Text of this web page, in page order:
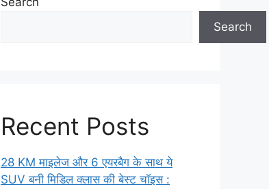
Search
Recent Posts
28 KM माइलेज और 6 एयरबैग के साथ ये
SUV बनी मिडिल क्लास की बेस्ट चॉइस :